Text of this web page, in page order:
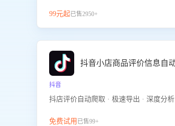
99元起已售2950+
抖音
抖店评价自动爬取 · 极速导出 · 深度分析
免费试用 已售99+